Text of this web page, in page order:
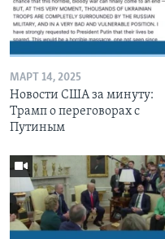
МАРТ 14, 2025
Новости США за минуту:
Трамп о переговорах с
Путиным